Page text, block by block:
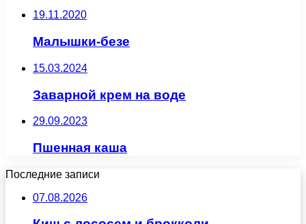
19.11.2020
Малышки-безе
15.03.2024
Заварной крем на воде
29.09.2023
Пшенная каша
Последние записи
07.08.2026